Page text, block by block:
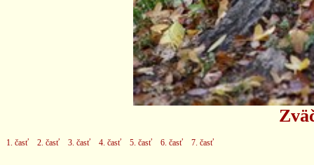
1. časť 2. časť 3. časť 4. časť 5. časť 6. časť 7. časť